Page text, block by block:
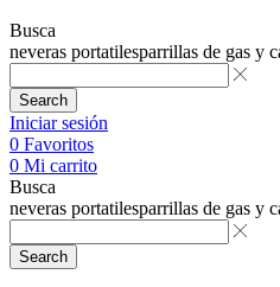
Busca
neveras portatilesparrillas de gas y
Search
Iniciar sesión
0 Favoritos
0 Mi carrito
Busca
neveras portatilesparrillas de gas y
Search